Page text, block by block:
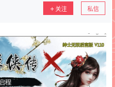
关注 私信